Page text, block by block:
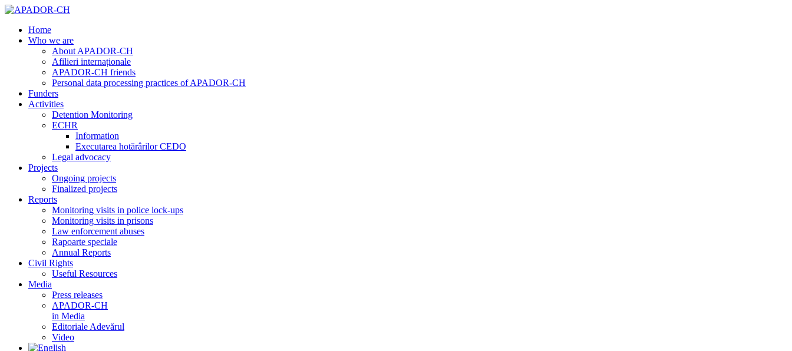
Home
Who we are
About APADOR-CH
Afilieri internaționale
APADOR-CH friends
Personal data processing practices of APADOR-CH
Funders
Activities
Detention Monitoring
ECHR
Information
Executarea hotărârilor CEDO
Legal advocacy
Projects
Ongoing projects
Finalized projects
Reports
Monitoring visits in police lock-ups
Monitoring visits in prisons
Law enforcement abuses
Rapoarte speciale
Annual Reports
Civil Rights
Useful Resources
Media
Press releases
APADOR-CH
in Media
Editoriale Adevărul
Video